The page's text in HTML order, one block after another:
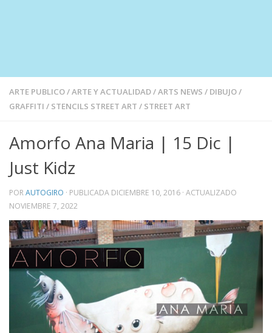
ARTE PUBLICO/ARTE Y ACTUALIDAD/ARTS NEWS / DIBUJO/
GRAFFITI / STENCILS STREET ART / STREET ART
Amorfo Ana Maria | 15 Dic |
Just Kidz
PORAUTOGIRO · PUBLICADA DICIEMBRE 10, 2016 · ACTUALIZADO
NOVIEMBRE 7, 2022